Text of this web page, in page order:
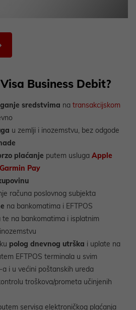
Business Debit?
sredstvima na transakcijskom
u zemlji i inozemstvu, bez odgode
plaćanje putem usluga Apple
Garmin Pay
računa poslovnog subjekta
na bankomatima i EFTPOS
na bankomatima i isplatnim
polog dnevnog utrška i uplate na
EFTPOS terminala u svim
i u većini poštanskih ureda
troškova/prometa učinjenih
servisa elektroničkog plaćanja